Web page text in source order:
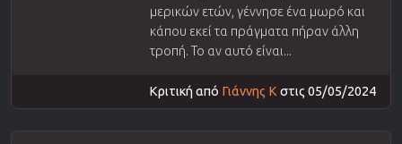
μερικών ετών, γέννησε ένα μωρό και
κάπου εκεί τα πράγματα πήραν άλλη
τροπή. Το αν αυτό είναι...
Κριτική από Γιάννης Κ στις 05/05/2024